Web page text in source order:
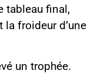
tableau final,
la froideur d’une
un trophée.